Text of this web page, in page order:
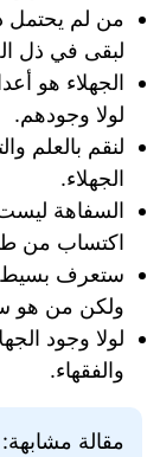
من لم يحتمل
لبقى في ذل
الجهلاء هو
لولا وجودهم.
لنقم بالعلم
الجهلاء.
السفاهة
اكتساب من
ستعرف بسيط
ولكن من هو
لولا وجود
والفقهاء.
مقالة مشابهة: